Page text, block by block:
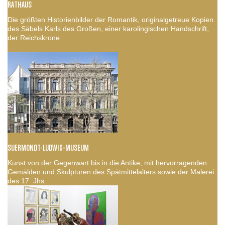
RATHAUS
Die größten Historienbilder der Romantik, originalgetreue Kopien
des Säbels Karls des Großen, einer karolingischen Handschrift,
der Reichskrone.
SUERMONDT-LUDWIG-MUSEUM
Kunst von der Gegenwart bis in die Antike, mit hervorragenden
Gemälden und Skulpturen des Spätmittelalters sowie der Malerei
des 17. Jhs.